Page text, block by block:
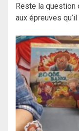
Reste la
aux épreuves